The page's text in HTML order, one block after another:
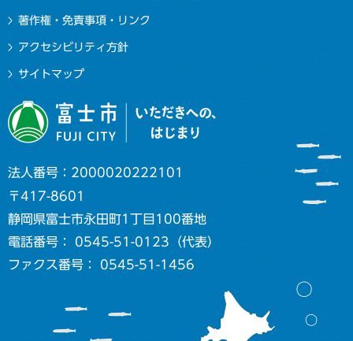
著作権・免責事項・リンク
アクセシビリティ方針
サイトマップ
法人番号：2000020222101
〒417-8601
静岡県富士市永田町1丁目100番地
電話番号： 0545-51-0123（代表）
ファクス番号： 0545-51-1456